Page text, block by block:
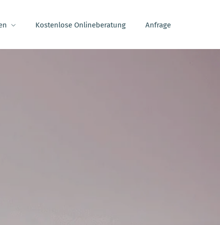
Kostenlose Onlineberatung Anfrage